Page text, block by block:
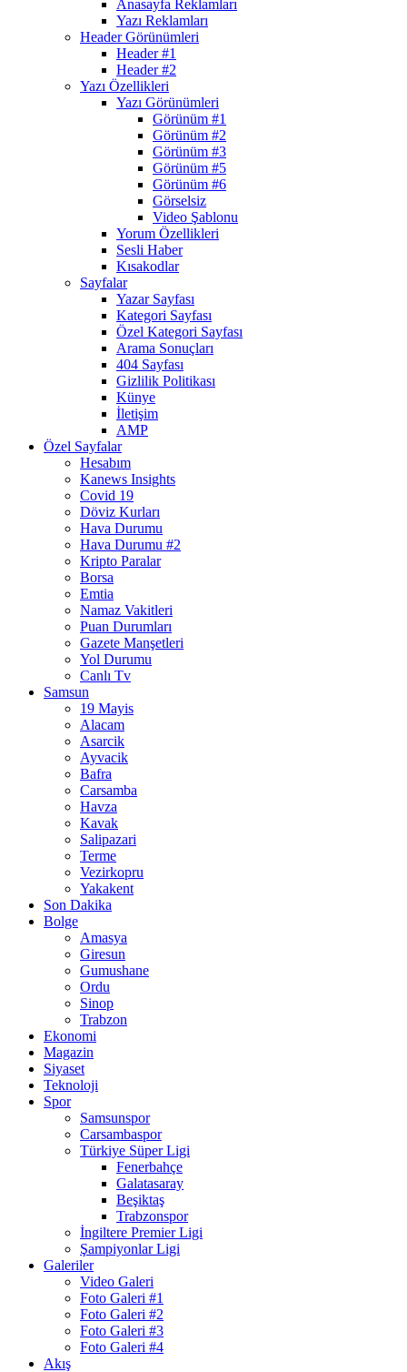
Anasayfa Reklamları
Yazı Reklamları
Header Görünümleri
Header #1
Header #2
Yazı Özellikleri
Yazı Görünümleri
Görünüm #1
Görünüm #2
Görünüm #3
Görünüm #5
Görünüm #6
Görselsiz
Video Şablonu
Yorum Özellikleri
Sesli Haber
Kısakodlar
Sayfalar
Yazar Sayfası
Kategori Sayfası
Özel Kategori Sayfası
Arama Sonuçları
404 Sayfası
Gizlilik Politikası
Künye
İletişim
AMP
Özel Sayfalar
Hesabım
Kanews Insights
Covid 19
Döviz Kurları
Hava Durumu
Hava Durumu #2
Kripto Paralar
Borsa
Emtia
Namaz Vakitleri
Puan Durumları
Gazete Manşetleri
Yol Durumu
Canlı Tv
Samsun
19 Mayis
Alacam
Asarcik
Ayvacik
Bafra
Carsamba
Havza
Kavak
Salipazari
Terme
Vezirkopru
Yakakent
Son Dakika
Bolge
Amasya
Giresun
Gumushane
Ordu
Sinop
Trabzon
Ekonomi
Magazin
Siyaset
Teknoloji
Spor
Samsunspor
Carsambaspor
Türkiye Süper Ligi
Fenerbahçe
Galatasaray
Beşiktaş
Trabzonspor
İngiltere Premier Ligi
Şampiyonlar Ligi
Galeriler
Video Galeri
Foto Galeri #1
Foto Galeri #2
Foto Galeri #3
Foto Galeri #4
Akış